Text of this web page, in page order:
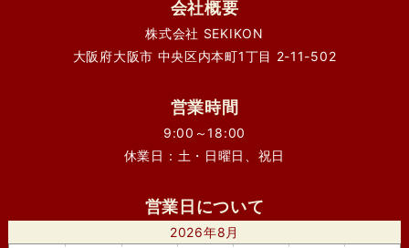
会社概要
株式会社 SEKIKON
大阪府大阪市 中央区内本町1丁目 2-11-502
営業時間
9:00～18:00
休業日：土・日曜日、祝日
営業日について
2026年8月